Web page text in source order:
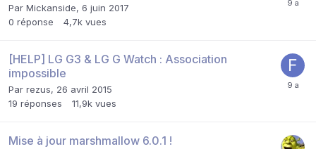
Par Mickanside, 6 juin 2017
0 réponse 4,7k vues
[HELP] LG G3 & LG G Watch : Association
impossible
Par rezus, 26 avril 2015
19 réponses 11,9k vues
Mise à jour marshmallow 6.0.1 !